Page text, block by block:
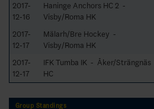
2017-
12-16
Haninge Anchors HC 2 -
Visby/Roma HK
2017-
12-17
Mälarh/Bre Hockey -
Visby/Roma HK
2017-
12-17
IFK Tumba IK - Åker/Strängnäs
HC
Group Standings